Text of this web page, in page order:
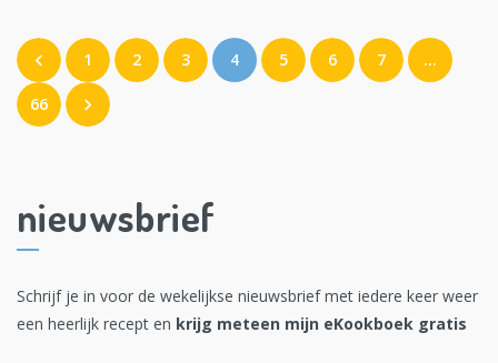
1 2 3 4 5 6 7 …
66
nieuwsbrief
Schrijf je in voor de wekelijkse nieuwsbrief met iedere keer weer
een heerlijk recept en krijg meteen mijn eKookboek gratis